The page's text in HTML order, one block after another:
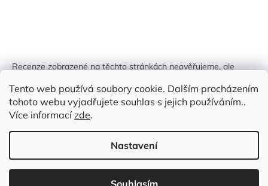
Tento web používá soubory cookie. Dalším procházením
tohoto webu vyjadřujete souhlas s jejich používáním..
Více informacízde.
Nastavení
Souhlasím
Recenze zobrazené na těchto stránkách neověřujeme, ale
identifikován.
Vytvořil Shoptet